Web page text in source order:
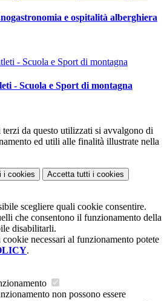
e ospitalità alberghiera
- Scuola e Sport di montagna
da questo utilizzati si avvalgono di
ed utili alle finalità illustrate nella
i cookies Accetta tutti i cookies
scegliere quali cookie consentire.
che consentono il funzionamento della
disabilitarli.
necessari al funzionamento potete
.
non possono essere